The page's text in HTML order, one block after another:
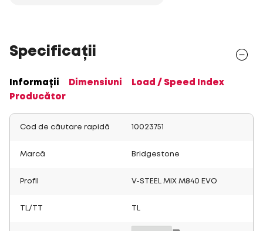
Specificații
Informații Dimensiuni
Load / Speed Index
Producător
Cod de căutare rapidă 10023751
Marcă Bridgestone
Profil V-STEEL MIX M840 EVO
TL/TT